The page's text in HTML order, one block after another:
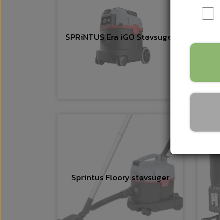
SPRiNTUS Era iGO Støvsuger
Sprintus Floory støvsuger